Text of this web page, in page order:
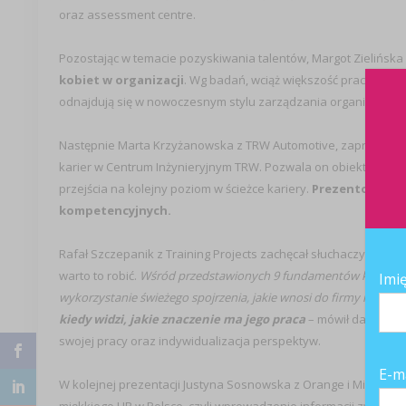
oraz assessment centre.
Pozostając w temacie pozyskiwania talentów, Margot Zielińska
kobiet w organizacji. Wg badań, wciąż większość
odnajdują się w nowoczesnym stylu zarządzania organizacją,
Następnie Marta Krzyżanowska z TRW Automotive,
karier w Centrum Inżynieryjnym TRW. Pozwala on
przejścia na kolejny poziom w ścieżce kariery. Prezentowany
kompetencyjnych.
Rafał Szczepanik z Training Projects zachęcał słuchaczy do
warto to robić. Wśród przedstawionych 9 fundamentów kultury
wykorzystanie świeżego spojrzenia, jakie wnosi do firmy nowy
kiedy widzi, jakie znaczenie ma jego praca– mówił dalej
swojej pracy oraz indywidualizacja perspektyw.
W kolejnej prezentacji Justyna Sosnowska z Orange i Michał
E-